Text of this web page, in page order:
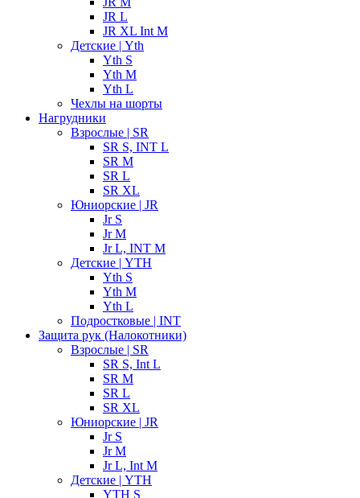
JR L
JR XL Int M
Детские | Yth
Yth S
Yth M
Yth L
Чехлы на шорты
Нагрудники
Взрослые | SR
SR S, INT L
SR M
SR L
SR XL
Юниорские | JR
Jr S
Jr M
Jr L, INT M
Детские | YTH
Yth S
Yth M
Yth L
Подростковые | INT
Защита рук (Налокотники)
Взрослые | SR
SR S, Int L
SR M
SR L
SR XL
Юниорские | JR
Jr S
Jr M
Jr L, Int M
Детские | YTH
YTH S